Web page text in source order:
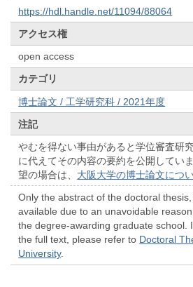
https://hdl.handle.net/11094/88064
アクセス権
open access
カテゴリ
博士論文 / 工学研究科 / 2021年度
注記
やむを得ない事由があると学位審査研
に代えてその内容の要約を公開してい
望の場合は、 大阪大学の博士論文につ
Only the abstract of the doctoral
available due to an unavoidable
the degree-awarding graduate school.
the full text, please refer to Doctoral
University.